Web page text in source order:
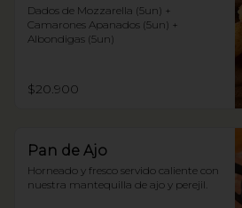
Dados de Mozzarella (5un) +
Camarones Apanados (5un) +
Albondigas (5un)
$20.900
Pan de Ajo
Horneado y fresco servido caliente con
nuestra mantequilla de ajo y perejil.